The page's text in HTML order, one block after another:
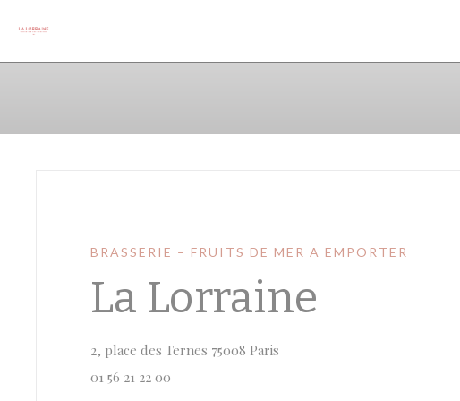
BRASSERIE – FRUITS DE MER A EMPORTER
La Lorraine
2, place des Ternes 75008 Paris
01 56 21 22 00